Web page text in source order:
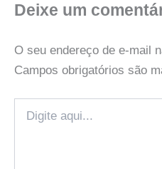
Deixe um
O seu endereço de e-mail
Campos obrigatórios são
aqui...